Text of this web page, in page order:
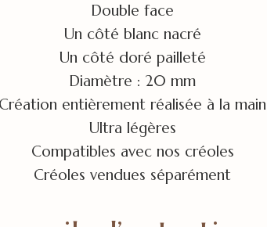
Double face
Un côté blanc nacré
Un côté doré pailleté
Diamètre : 20 mm
Création entièrement réalisée à la main
Ultra légères
Compatibles avec nos créoles
Créoles vendues séparément